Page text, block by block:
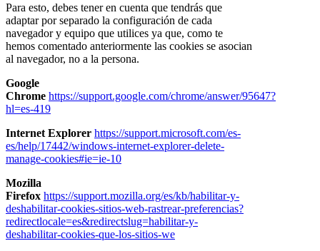
Para esto, debes tener en cuenta que tendrás que
adaptar por separado la configuración de cada
navegador y equipo que utilices ya que, como te
hemos comentado anteriormente las cookies se asocian
al navegador, no a la persona.
Google
Chrome https://support.google.com/chrome/answer/95647?
hl=es-419
Internet Explorer https://support.microsoft.com/es-
es/help/17442/windows-internet-explorer-delete-
manage-cookies#ie=ie-10
Mozilla
Firefox https://support.mozilla.org/es/kb/habilitar-y-
deshabilitar-cookies-sitios-web-rastrear-preferencias?
redirectlocale=es&redirectslug=habilitar-y-
deshabilitar-cookies-que-los-sitios-we